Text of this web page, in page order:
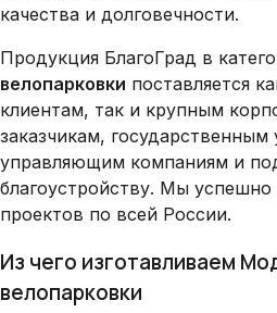
качества и долговечности.
Продукция БлагоГрад в
велопарковки поставляется
клиентам, так и крупным
заказчикам,
управляющим компаниям и
благоустройству. Мы успешно
проектов по всей России.
Из чего изготавливаем
велопарковки